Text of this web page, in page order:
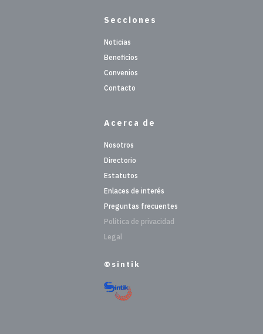
Secciones
Noticias
Beneficios
Convenios
Contacto
Acerca de
Nosotros
Directorio
Estatutos
Enlaces de interés
Preguntas frecuentes
Política de privacidad
Legal
©sintik